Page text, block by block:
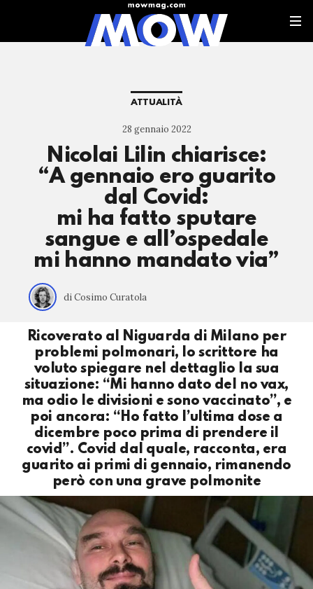
ATTUALITÀ
28 gennaio 2022
Nicolai Lilin chiarisce:
“A gennaio ero guarito
dal Covid:
mi ha fatto sputare
sangue e all’ospedale
mi hanno mandato via”
di Cosimo Curatola
Ricoverato al Niguarda di Milano per
problemi polmonari, lo scrittore ha
voluto spiegare nel dettaglio la sua
situazione: “Mi hanno dato del no vax,
ma odio le divisioni e sono vaccinato”, e
poi ancora: “Ho fatto l’ultima dose a
dicembre poco prima di prendere il
covid”. Covid dal quale, racconta, era
guarito ai primi di gennaio, rimanendo
però con una grave polmonite